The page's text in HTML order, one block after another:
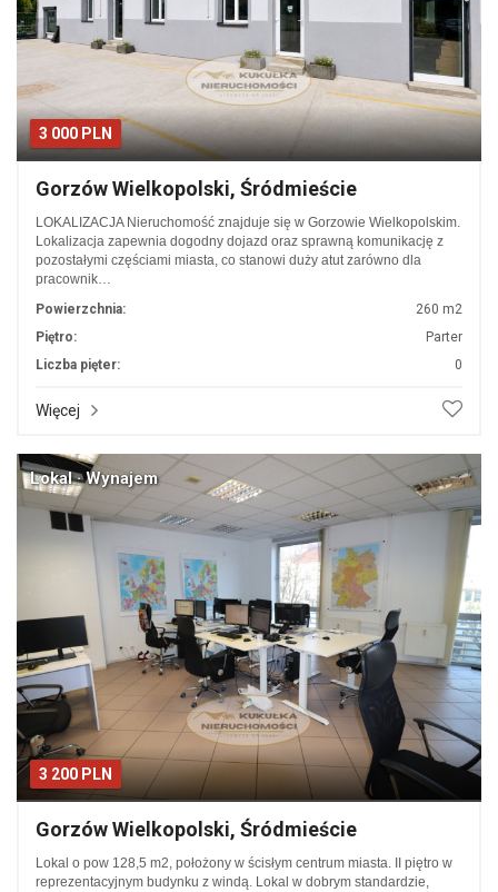
3 000 PLN
Gorzów Wielkopolski, Śródmieście
LOKALIZACJA Nieruchomość znajduje się w Gorzowie Wielkopolskim.
Lokalizacja zapewnia dogodny dojazd oraz sprawną komunikację z
pozostałymi częściami miasta, co stanowi duży atut zarówno dla
pracownik…
Powierzchnia:
260 m2
Piętro:
Parter
Liczba pięter:
0
Więcej
3 200 PLN
Lokal · Wynajem
Gorzów Wielkopolski, Śródmieście
Lokal o pow 128,5 m2, położony w ścisłym centrum miasta. II piętro w
reprezentacyjnym budynku z windą. Lokal w dobrym standardzie,